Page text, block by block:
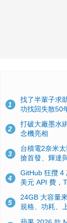
1
找了半輩子求
功找回失散50
2
打破大廠墨水
念機亮相
3
台積電2奈米
搶首發、輝達
4
GitHub 狂攬 4
美元 API 費，
5
24GB 大容量
規格、功耗、